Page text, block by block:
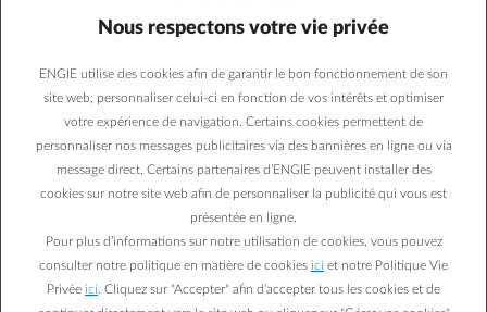
Vous avez déjà au moins une année complète de
consommation chez ENGIE ? Nous calculons votre nouveau
montant d'acompte au moment de votre décompte annuel.
Nous le faisons sur la base de votre consommation totale au
cours de l'année écoulée, des tarifs en application, des
éventuelles modifications tarifaires annoncées par les
de réseau. Ceux-ci sont identiques pour tous les fournisseurs
Nous respectons votre vie privée
ENGIE utilise des cookies afin de garantir le bon fonctionnement de son
site web, personnaliser celui-ci en fonction de vos intérêts et optimiser
votre expérience de navigation. Certains cookies permettent de
personnaliser nos messages publicitaires via des bannières en ligne ou via
message direct. Certains partenaires d’ENGIE peuvent installer des
cookies sur notre site web afin de personnaliser la publicité qui vous est
présentée en ligne.
Pour plus d’informations sur notre utilisation de cookies, vous pouvez
consulter notre politique en matière de cookies ici et notre Politique Vie
Privée ici . Cliquez sur "Accepter" afin d’accepter tous les cookies et de